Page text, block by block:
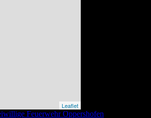
Leaflet
Feuerwehr Oppershofen